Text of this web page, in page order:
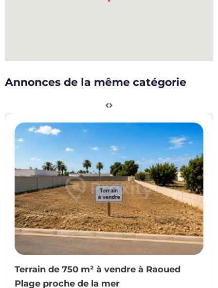
Annonces de la même catégorie
de 750 m² à vendre à Raoued
proche de la mer